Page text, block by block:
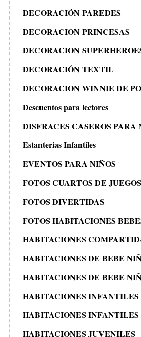
DECORACIÓN PAREDES
DECORACION PRINCESAS
DECORACION
DECORACIÓN TEXTIL
DECORACION WINNIE DE
Descuentos para lectores
DISFRACES CASEROS PARA
Estanterias Infantiles
EVENTOS PARA NIÑOS
FOTOS CUARTOS DE JUEGOS
FOTOS DIVERTIDAS
FOTOS HABITACIONES
HABITACIONES
HABITACIONES DE BEBE
HABITACIONES DE BEBE
HABITACIONES INFANTILES
HABITACIONES INFANTILES
HABITACIONES JUVENILES